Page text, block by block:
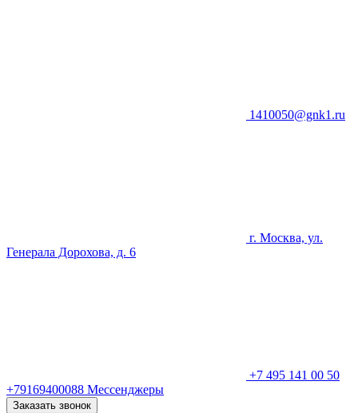
1410050@gnk1.ru
г. Москва, ул.
Генерала Дорохова, д. 6
+7 495 141 00 50
+79169400088 Мессенджеры
Заказать звонок